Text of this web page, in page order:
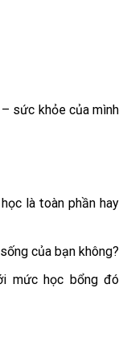
sức khỏe của mình
là toàn phần hay
của bạn không?
mức học bổng đó